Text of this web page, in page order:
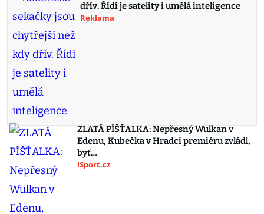
dřív. Řídí je satelity i umělá inteligence
Reklama
ZLATÁ PÍŠŤALKA: Nepřesný Wulkan v
Edenu, Kubečka v Hradci premiéru zvládl,
byť…
iSport.cz